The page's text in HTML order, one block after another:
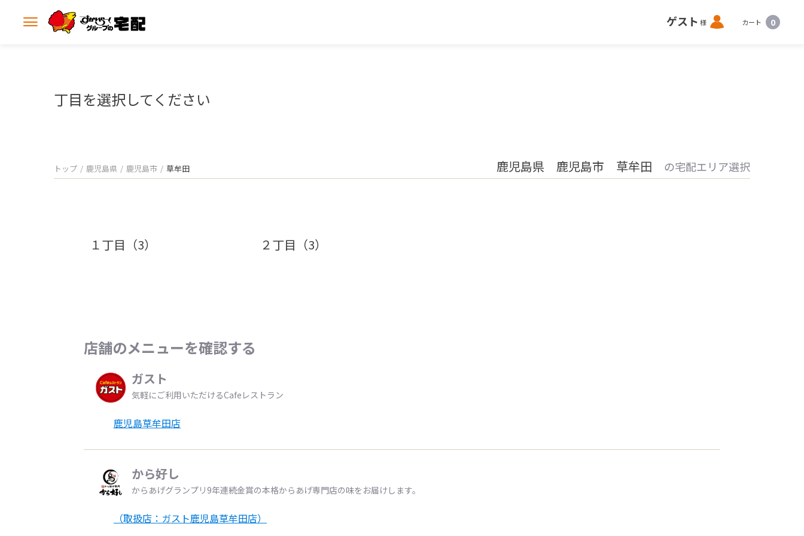
メ
ゲスト 様 ロ
グ
カート 0
丁目を選択してください
トップ 鹿児島県 鹿児島市 草牟田 鹿児島県 鹿児島市 草牟田 の宅配エリア選択
１丁目（3） ２丁目（3）
店舗のメニューを確認する
ガスト
気軽にご利用いただけるCafeレストラン
鹿児島草牟田店
から好し
からあげグランプリ9年連続金賞の本格からあげ専門店の味をお届けします。
（取扱店：ガスト鹿児島草牟田店）